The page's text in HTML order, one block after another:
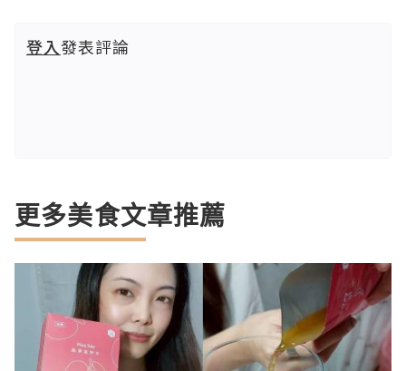
登入發表評論
更多美食文章推薦